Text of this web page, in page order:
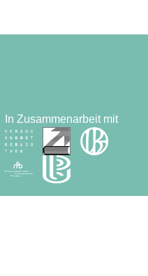
In Zusammenarbeit mit